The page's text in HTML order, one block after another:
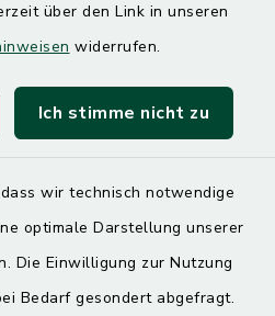
über den Link in unseren
widerrufen.
Ich stimme nicht zu
wir technisch notwendige
optimale Darstellung unserer
Die Einwilligung zur Nutzung
Bedarf gesondert abgefragt.